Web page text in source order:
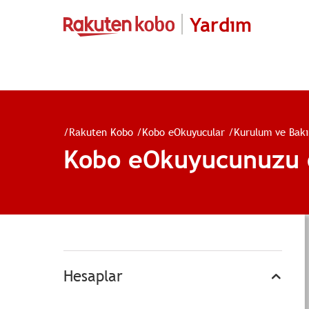
Yardım
/Rakuten Kobo /Kobo eOkuyucular /Kurulum ve
Kobo eOkuyucunuzu
Hesaplar